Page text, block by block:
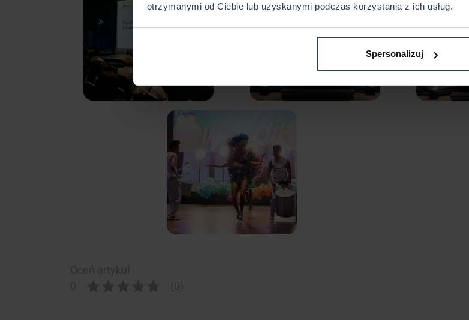
otrzymanymi od Ciebie lub uzyskanymi podczas korzystania z ich usług.
Spersonalizuj